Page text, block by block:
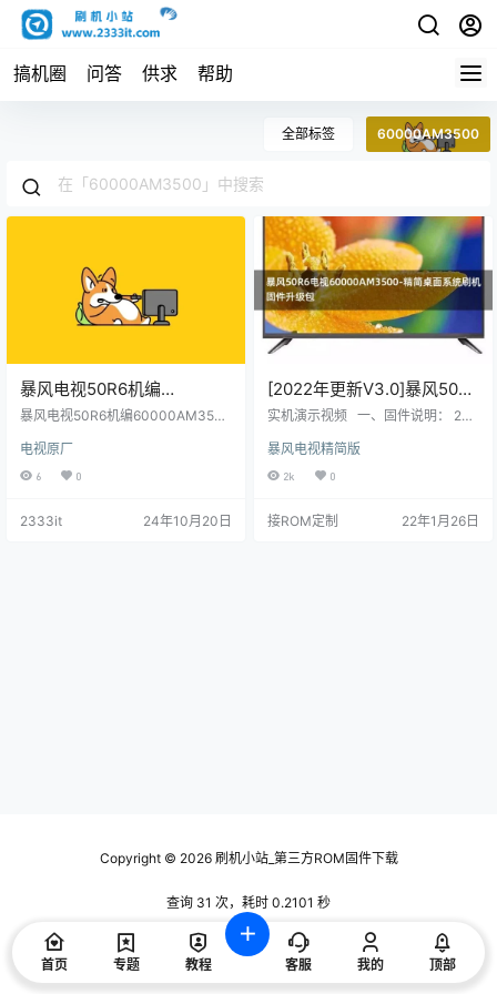
搞机圈 问答 供求 帮助
全部标签 60000AM3500
暴风电视50R6机编
60000AM3500主程序
配屏V500DJ7-ME5(C5)原
厂程序U盘数据刷机包
暴风电视50R6机编60000AM3500
配屏V500DJ7-ME5(C5)原厂程序U
盘数据刷机包
电视原厂
6 0
2333it 24年10月20日
[2022年更新V3.0]暴风50R6
电视60000AM3500-精简桌
实机演示视频 一、固件说明： 202
新：修复MSD系列的开机提示初始
化 副更新： 1，当贝桌面回退旧版
开机连上网后才会自启应用** 3，R
暴风电视精简版
2k 0
接ROM定制 22年1月26日
Copyright © 2026刷机小站_第三方ROM固件下载
查询 31 次，耗时 0.2101 秒
首页 专题 教程 客服 我的 顶部